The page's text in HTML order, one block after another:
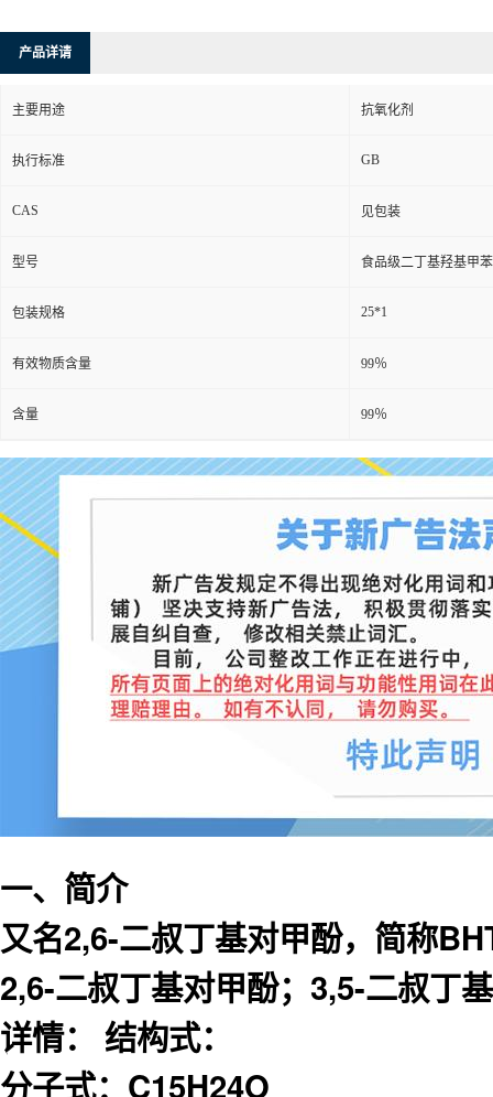
产品详请
主要用途 抗氧化剂
执行标准 GB
CAS 见包装
型号 食品级二丁基羟基甲苯
包装规格 25*1
有效物质含量 99％
含量 99％
一、简介
又名2,6-二叔丁基对甲酚，简称
2,6-二叔丁基对甲酚；3,5-二叔丁
详情： 结构式：
分子式：C15H24O